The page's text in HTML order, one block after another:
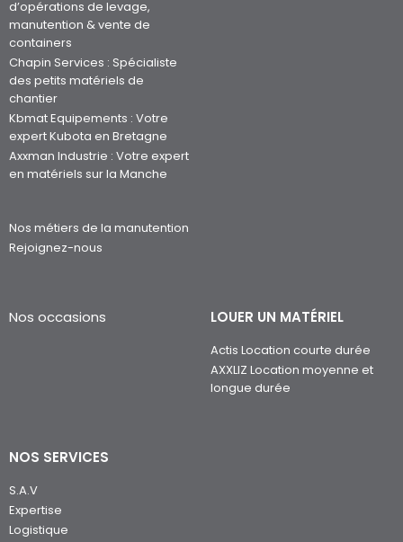
d’opérations de levage,
manutention & vente de
containers
Chapin Services : Spécialiste
des petits matériels de
chantier
Kbmat Equipements : Votre
expert Kubota en Bretagne
Axxman Industrie : Votre expert
en matériels sur la Manche
Nos métiers de la manutention
Rejoignez-nous
Nos occasions LOUER UN MATÉRIEL
Actis Location courte durée
AXXLIZ Location moyenne et
longue durée
NOS SERVICES
S.A.V
Expertise
Logistique